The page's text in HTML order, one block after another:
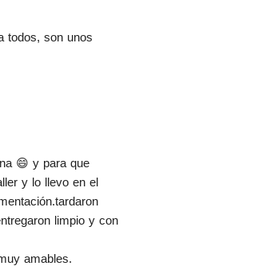
todos, son unos
😄 y para que
y lo llevo en el
limpio y con
amables.